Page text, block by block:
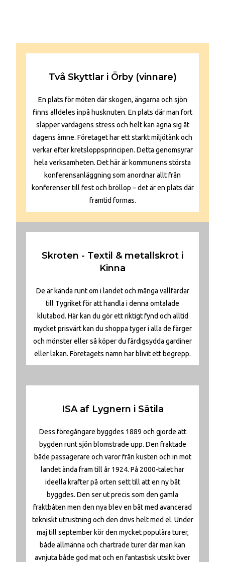
Två Skyttlar i Örby (vinnare)
En plats för möten där skogen, ängarna och sjön
finns alldeles inpå husknuten. En plats där man fort
släpper vardagens stress och helt kan ägna sig åt
dagens ämne. Företaget har ett starkt miljötänk och
verkar efter kretsloppsprincipen. Detta genomsyrar
hela verksamheten. Det här är kommunens största
konferensanläggning som anordnar allt från
konferenser till fest och bröllop – det är en plats där
framtid formas.
Skroten - Textil & metallskrot i
Kinna
De är kända runt om i landet och många vallfärdar
till Tygriket för att handla i denna omtalade
klutabod. Här kan du gör ett riktigt fynd och alltid
mycket prisvärt kan du shoppa tyger i alla de färger
och mönster eller så köper du färdigsydda gardiner
eller lakan. Företagets namn har blivit ett begrepp.
ISA af Lygnern i Sätila
Dess föregångare byggdes 1889 och gjorde att
bygden runt sjön blomstrade upp. Den fraktade
både passagerare och varor från kusten och in mot
landet ända fram till år 1924. På 2000-talet har
ideella krafter på orten sett till att en ny båt
byggdes. Den ser ut precis som den gamla
fraktbåten men den nya blev en båt med avancerad
tekniskt utrustning och den drivs helt med el. Under
maj till september kör den mycket populära turer,
både allmänna och chartrade turer där man kan
avnjuta både god mat och en fantastisk utsikt över